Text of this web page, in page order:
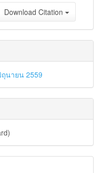
Download Citation
นายน 2559